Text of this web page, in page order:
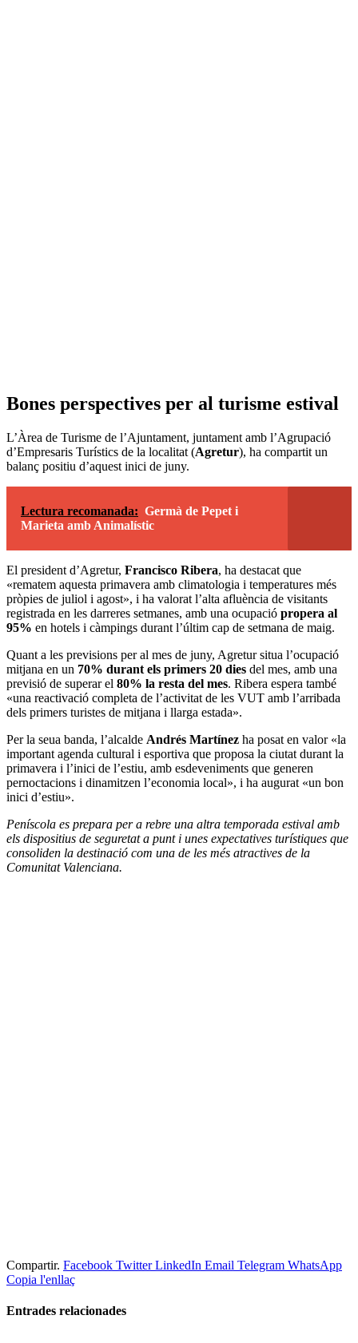
Bones perspectives per al turisme estival
L’Àrea de Turisme de l’Ajuntament, juntament amb l’Agrupació
d’Empresaris Turístics de la localitat (Agretur), ha compartit un
balanç positiu d’aquest inici de juny.
Lectura recomanada: Germà de Pepet i
Marieta amb Animalístic
El president d’Agretur, Francisco Ribera, ha destacat que
«rematem aquesta primavera amb climatologia i temperatures més
pròpies de juliol i agost», i ha valorat l’alta afluència de visitants
registrada en les darreres setmanes, amb una ocupació propera al
95% en hotels i càmpings durant l’últim cap de setmana de maig.
Quant a les previsions per al mes de juny, Agretur situa l’ocupació
mitjana en un 70% durant els primers 20 dies del mes, amb una
previsió de superar el 80% la resta del mes. Ribera espera també
«una reactivació completa de l’activitat de les VUT amb l’arribada
dels primers turistes de mitjana i llarga estada».
Per la seua banda, l’alcalde Andrés Martínez ha posat en valor «la
important agenda cultural i esportiva que proposa la ciutat durant la
primavera i l’inici de l’estiu, amb esdeveniments que generen
pernoctacions i dinamitzen l’economia local», i ha augurat «un bon
inici d’estiu».
Peníscola es prepara per a rebre una altra temporada estival amb
els dispositius de seguretat a punt i unes expectatives turístiques que
consoliden la destinació com una de les més atractives de la
Comunitat Valenciana.
Compartir. Facebook Twitter LinkedIn Email Telegram WhatsApp
Copia l'enllaç
Entrades relacionades